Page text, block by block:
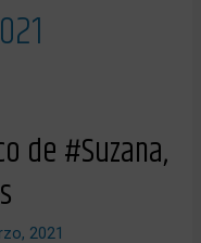
de #Suzana,
2021